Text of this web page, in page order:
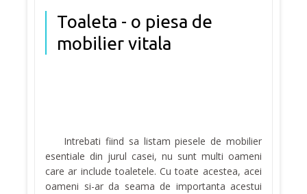
Toaleta - o piesa de
mobilier vitala
Intrebati fiind sa listam piesele de mobilier
esentiale din jurul casei, nu sunt multi oameni
care ar include toaletele. Cu toate acestea, acei
oameni si-ar da seama de importanta acestui